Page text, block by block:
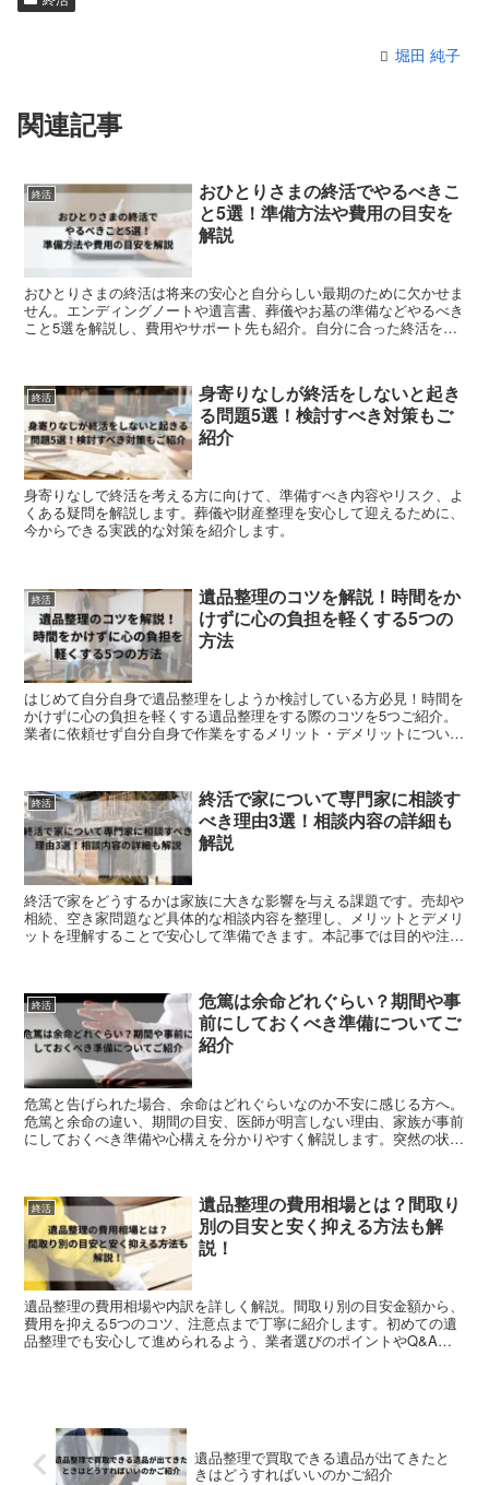
堀田 純子
関連記事
終活
おひとりさまの終活でやるべきこ
と5選！準備方法や費用の目安を
解説
おひとりさまの終活は将来の安心と自分らしい最期のために欠かせま
せん。エンディングノートや遺言書、葬儀やお墓の準備などやるべき
こと5選を解説し、費用やサポート先も紹介。自分に合った終活を進
終活
身寄りなしが終活をしないと起き
る問題5選！検討すべき対策もご
紹介
身寄りなしで終活を考える方に向けて、準備すべき内容やリスク、よ
くある疑問を解説します。葬儀や財産整理を安心して迎えるために、
今からできる実践的な対策を紹介します。
終活
遺品整理のコツを解説！時間をか
けずに心の負担を軽くする5つの
方法
はじめて自分自身で遺品整理をしようか検討している方必見！時間を
かけずに心の負担を軽くする遺品整理をする際のコツを5つご紹介。
業者に依頼せず自分自身で作業をするメリット・デメリットについて
終活
終活で家について専門家に相談す
べき理由3選！相談内容の詳細も
解説
終活で家をどうするかは家族に大きな影響を与える課題です。売却や
相続、空き家問題など具体的な相談内容を整理し、メリットとデメリ
ットを理解することで安心して準備できます。本記事では目的や注意
終活
危篤は余命どれぐらい？期間や事
前にしておくべき準備についてご
紹介
危篤と告げられた場合、余命はどれぐらいなのか不安に感じる方へ。
危篤と余命の違い、期間の目安、医師が明言しない理由、家族が事前
にしておくべき準備や心構えを分かりやすく解説します。突然の状況
終活
遺品整理の費用相場とは？間取り
別の目安と安く抑える方法も解
説！
遺品整理の費用相場や内訳を詳しく解説。間取り別の目安金額から、
費用を抑える5つのコツ、注意点まで丁寧に紹介します。初めての遺
品整理でも安心して進められるよう、業者選びのポイントやQ&Aも
遺品整理で買取できる遺品が出てきたと
きはどうすればいいのかご紹介